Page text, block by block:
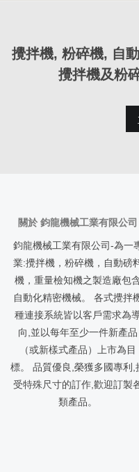
攪拌機, 粉碎機, 自
攪拌機及粉
關於 鈞龍機械工業有限公司
鈞龍機械工業有限公司-為一
業:攪拌機，粉碎機，自動磅
機，重量檢知機之製造廠包
自動化精密機械。 各式攪拌
種連接系統皆以客戶需求為
向,並以每年至少一件新產品
（或新樣式產品）上市為目
標。 品質優良,榮獲多國專利,
受特殊尺寸的訂作,歡迎訂製
類產品。